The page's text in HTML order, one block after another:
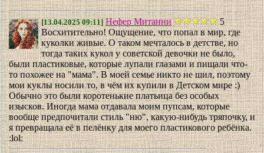
[13.04.2025 09:11] Нефер Митанни
5
Восхитительно! Ощущение, что попал в мир, где
куколки живые. О таком мечталось в детстве, но
тогда таких кукол у советской девочки не было,
были пластиковые, которые лупали глазами и пищали что-
то похожее на "мама". В моей семье никто не шил, поэтому
мои куклы носили то, в чём их купили в Детском мире :)
Обычно это были коротенькие платьица без особых
изысков. Иногда мама отдавала моим пупсам, которые
вообще предпочитали стиль "ню", какую-нибудь тряпочку, и
я превращала её в пелёнку для моего пластикового ребёнка.
:lol: